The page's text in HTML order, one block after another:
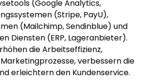
(Google Analytics,
(Stripe, PayU),
(Mailchimp, Sendinblue) und
Diensten (ERP, Lageranbieter).
die Arbeitseffizienz,
verbessern die
erleichtern den Kundenservice.